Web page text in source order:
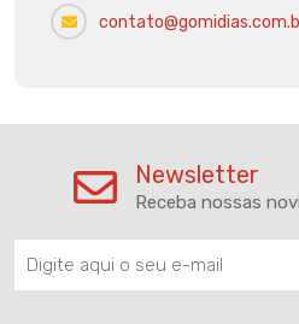
Newsletter
Receba nossas